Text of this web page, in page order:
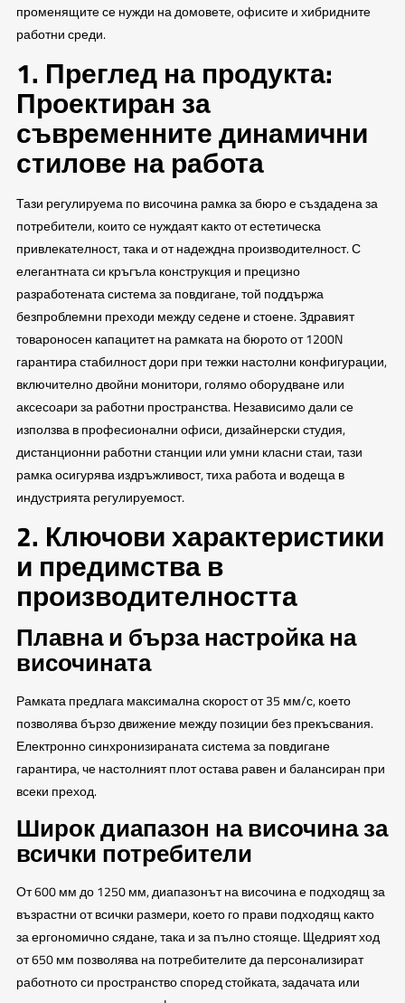
променящите се нужди на домовете, офисите и хибридните
работни среди.
1. Преглед на продукта:
Проектиран за
съвременните динамични
стилове на работа
Тази регулируема по височина рамка за бюро е създадена за
потребители, които се нуждаят както от естетическа
привлекателност, така и от надеждна производителност. С
елегантната си кръгъла конструкция и прецизно
разработената система за повдигане, той поддържа
безпроблемни преходи между седене и стоене. Здравият
товароносен капацитет на рамката на бюрото от 1200N
гарантира стабилност дори при тежки настолни конфигурации,
включително двойни монитори, голямо оборудване или
аксесоари за работни пространства. Независимо дали се
използва в професионални офиси, дизайнерски студия,
дистанционни работни станции или умни класни стаи, тази
рамка осигурява издръжливост, тиха работа и водеща в
индустрията регулируемост.
2. Ключови характеристики
и предимства в
производителността
Плавна и бърза настройка на
височината
Рамката предлага максимална скорост от 35 мм/с, което
позволява бързо движение между позиции без прекъсвания.
Електронно синхронизираната система за повдигане
гарантира, че настолният плот остава равен и балансиран при
всеки преход.
Широк диапазон на височина за
всички потребители
От 600 мм до 1250 мм, диапазонът на височина е подходящ за
възрастни от всички размери, което го прави подходящ както
за ергономично сядане, така и за пълно стояще. Щедрият ход
от 650 мм позволява на потребителите да персонализират
работното си пространство според стойката, задачата или